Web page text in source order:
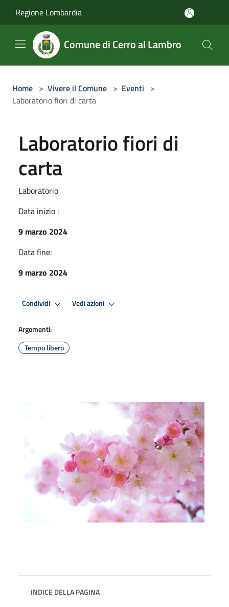
Regione Lombardia
Comune di Cerro al Lambro
Home > Vivere il Comune > Eventi >
Laboratorio fiori di carta
Laboratorio fiori di
carta
Laboratorio
Data inizio :
9 marzo 2024
Data fine:
9 marzo 2024
Condividi Vedi azioni
Argomenti:
Tempo libero
INDICE DELLA PAGINA